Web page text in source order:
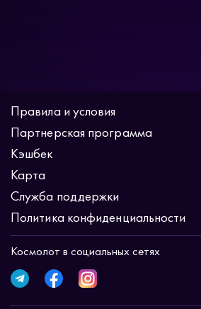
Правила и условия
Партнерская программа
Кэшбек
Карта
Служба поддержки
Политика конфиденциальности
Космолот в социальных сетях